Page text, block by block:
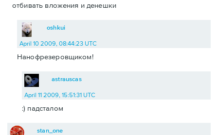
отбивать вложения и денешки
oshkui
April 10 2009, 08:44:23 UTC
Нанофрезеровщиком!
astrauscas
April 11 2009, 15:51:31 UTC
:) падсталом
stan_one